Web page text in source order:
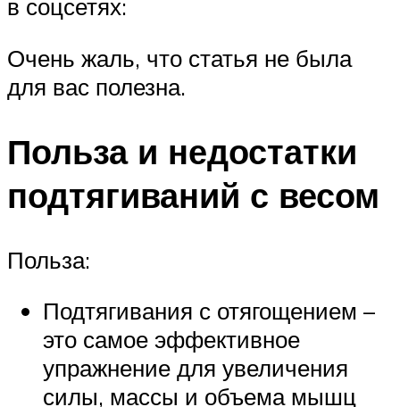
в соцсетях:
Очень жаль, что статья не была
для вас полезна.
Польза и недостатки
подтягиваний с весом
Польза:
Подтягивания с отягощением –
это самое эффективное
упражнение для увеличения
силы, массы и объема мышц